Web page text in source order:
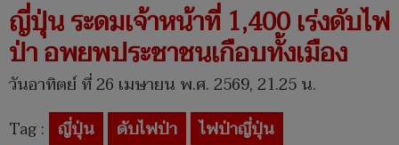
ญี่ปุ่น ระดมเจ้าหน้าที่ 1,400 เร่งดับไฟ
ป่า อพยพประชาชนเกือบทั้งเมือง
วันอาทิตย์ ที่ 26 เมษายน พ.ศ. 2569, 21.25 น.
Tag : ญี่ปุ่น ดับไฟป่า
ไฟป่าญี่ปุ่น